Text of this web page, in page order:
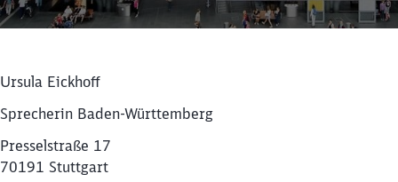
Ursula Eickhoff
Sprecherin Baden-Württemberg
Presselstraße 17
70191 Stuttgart